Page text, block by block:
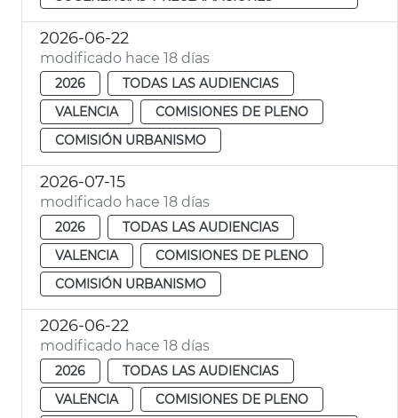
2026-06-22
modificado hace 18 días
2026
TODAS LAS AUDIENCIAS
VALENCIA
COMISIONES DE PLENO
COMISIÓN URBANISMO
2026-07-15
modificado hace 18 días
2026
TODAS LAS AUDIENCIAS
VALENCIA
COMISIONES DE PLENO
COMISIÓN URBANISMO
2026-06-22
modificado hace 18 días
2026
TODAS LAS AUDIENCIAS
VALENCIA
COMISIONES DE PLENO